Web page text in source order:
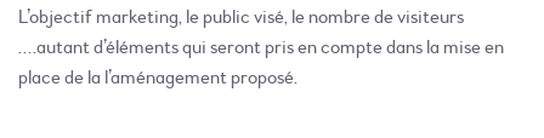
L’objectif marketing, le public visé, le nombre de visiteurs
….autant d’éléments qui seront pris en compte dans la mise en
place de la l’aménagement proposé.